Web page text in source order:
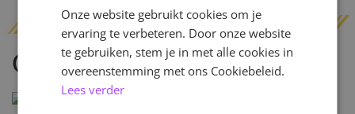
Omschrijving
Onze website gebruikt cookies om je
ervaring te verbeteren. Door onze website
te gebruiken, stem je in met alle cookies in
overeenstemming met ons Cookiebeleid.
Lees verder